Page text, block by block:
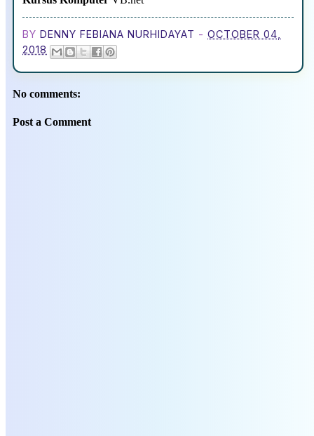
BY DENNY FEBIANA NURHIDAYAT - OCTOBER 04,
2018
No comments:
Post a Comment